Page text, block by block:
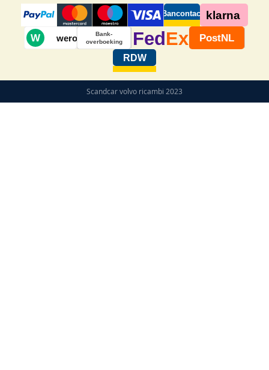
Bancontact klarna
W wero
Bank-
overboeking
Fed Ex PostNL
RDW
Scandcar volvo ricambi 2023